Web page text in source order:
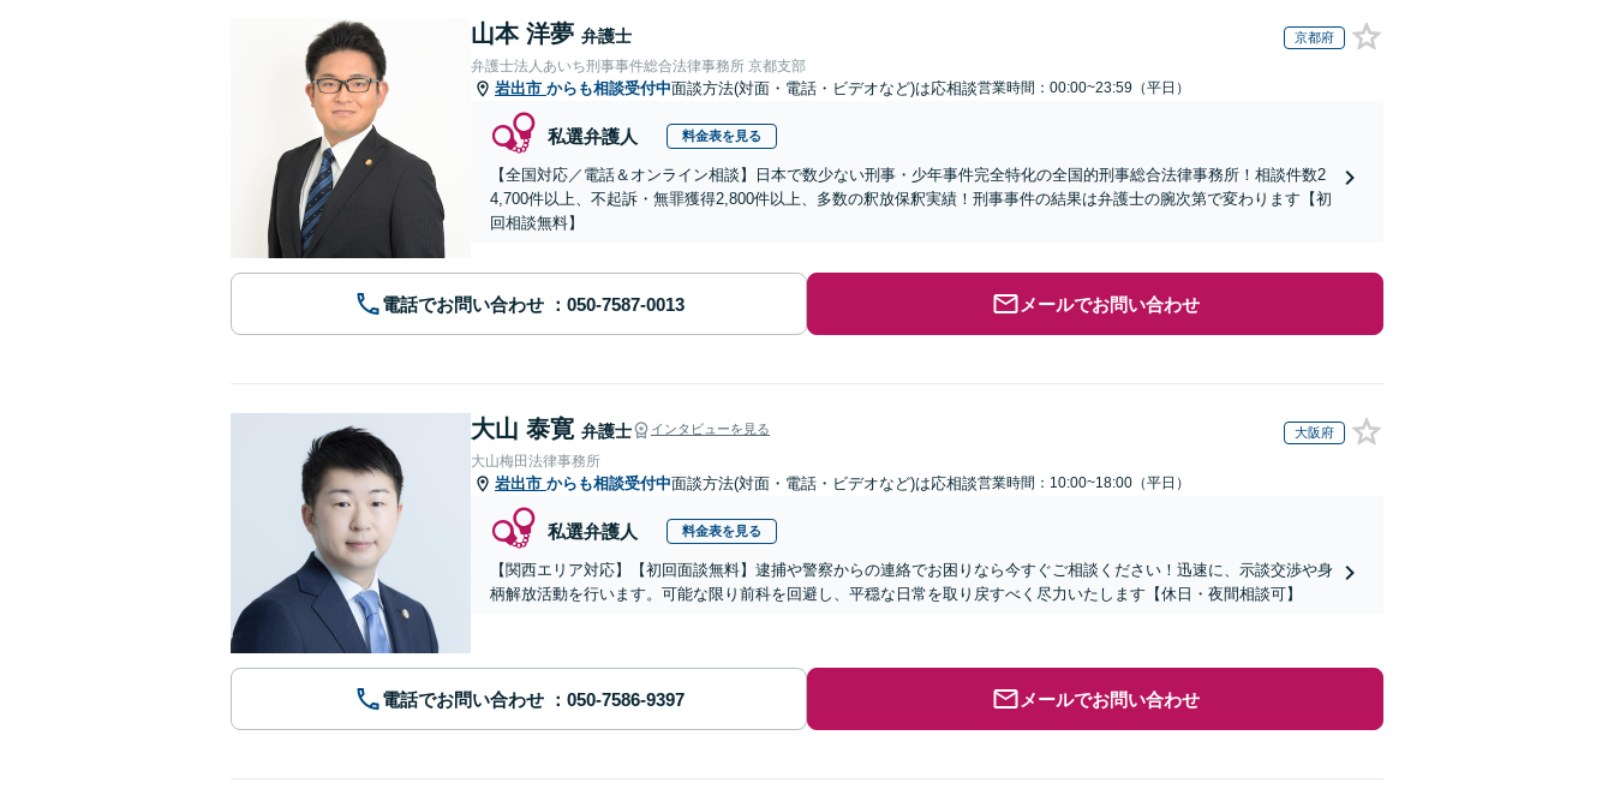
山本 洋夢 弁護士 京都府
弁護士法人あいち刑事事件総合法律事務所 京都支部
岩出市 からも相談受付中面談方法(対面・電話・ビデオなど)は応相談営業時間：00:00~23:59（平日）
私選弁護人 料金表を見る
【全国対応／電話＆オンライン相談】日本で数少ない刑事・少年事件完全特化の全国的刑事総合法律事務所！相談件数2
4,700件以上、不起訴・無罪獲得2,800件以上、多数の釈放保釈実績！刑事事件の結果は弁護士の腕次第で変わります【初
回相談無料】
電話でお問い合わせ メールでお問い合わせ
大山 泰寛 弁護士 インタビューを見る 大阪府
大山梅田法律事務所
岩出市 からも相談受付中面談方法(対面・電話・ビデオなど)は応相談営業時間：10:00~18:00（平日）
私選弁護人 料金表を見る
【関西エリア対応】【初回面談無料】逮捕や警察からの連絡でお困りなら今すぐご相談ください！迅速に、示談交渉や身
柄解放活動を行います。可能な限り前科を回避し、平穏な日常を取り戻すべく尽力いたします【休日・夜間相談可】
電話でお問い合わせ メールでお問い合わせ